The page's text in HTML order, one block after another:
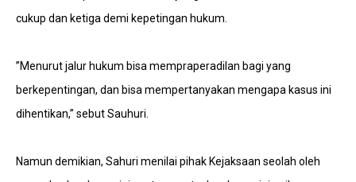
cukup dan ketiga demi kepetingan hukum.
”Menurut jalur hukum bisa mempraperadilan bagi yang
berkepentingan, dan bisa mempertanyakan mengapa kasus ini
dihentikan,” sebut Sauhuri.
Namun demikian, Sahuri menilai pihak Kejaksaan seolah oleh